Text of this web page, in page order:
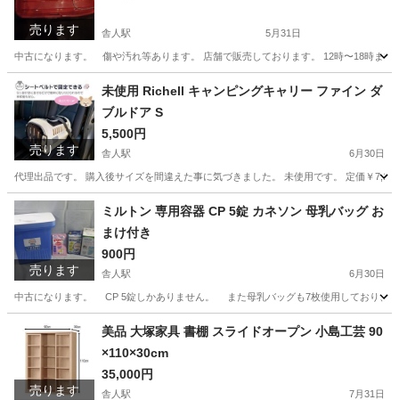
売ります 舎人駅 5月31日
中古になります。 傷や汚れ等あります。 店舗で販売しております。 12時〜18時ま
東京 足立区 舎人駅 その他
売ります
未使用 Richell キャンピングキャリー ファイン ダ
ブルドア S
5,500円
舎人駅 6月30日
代理出品です。 購入後サイズを間違えた事に気づきました。 未使用です。 定価￥
東京 足立区 舎人駅 その他 キャンピング
売ります
ミルトン 専用容器 CP 5錠 カネソン 母乳バッグ お
まけ付き
900円
舎人駅 6月30日
中古になります。 CP 5錠しかありません。 また母乳バッグも7枚使用しており、
足立区 舎人駅 ベビー用品 容器
売ります
美品 大塚家具 書棚 スライドオープン 小島工芸 90
×110×30cm
35,000円
舎人駅 7月31日